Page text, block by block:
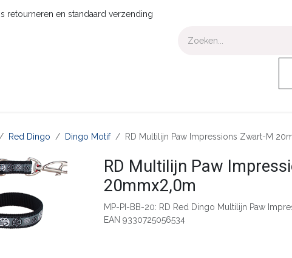
retourneren en standaard verzending
Red Dingo Dingo Motif RD Multilijn Paw Impressions Zwart-M
RD Multilijn Paw
20mmx2,0m
MP-PI-BB-20: RD Red Dingo Multilijn Paw
EAN 9330725056534